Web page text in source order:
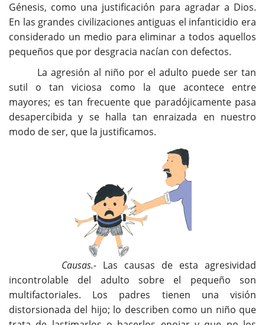
Génesis, como una justificación para agradar a Dios.
En las grandes civilizaciones antiguas el infanticidio era
considerado un medio para eliminar a todos aquellos
pequeños que por desgracia nacían con defectos.
La agresión al niño por el adulto puede ser tan
sutil o tan viciosa como la que acontece entre
mayores; es tan frecuente que paradójicamente pasa
desapercibida y se halla tan enraizada en nuestro
modo de ser, que la justificamos.
Causas.-Las causas de esta agresividad
incontrolable del adulto sobre el pequeño son
multifactoriales. Los padres tienen una visión
distorsionada del hijo; lo describen como un niño que